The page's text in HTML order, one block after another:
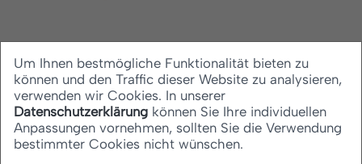
Services
Lexikon
News
Um Ihnen bestmögliche Funktionalität bieten zu
können und den Traffic dieser Website zu analysieren,
verwenden wir Cookies. In unserer
Datenschutzerklärung können Sie Ihre individuellen
Anpassungen vornehmen, sollten Sie die Verwendung
bestimmter Cookies nicht wünschen.